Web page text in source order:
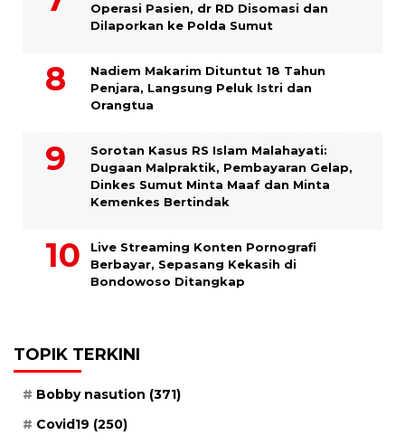
Operasi Pasien, dr RD Disomasi dan
Dilaporkan ke Polda Sumut
​Nadiem Makarim Dituntut 18 Tahun
Penjara, Langsung Peluk Istri dan
Orangtua
Sorotan Kasus RS Islam Malahayati:
Dugaan Malpraktik, Pembayaran Gelap,
Dinkes Sumut Minta Maaf dan Minta
Kemenkes Bertindak
Live Streaming Konten Pornografi
Berbayar, Sepasang Kekasih di
Bondowoso Ditangkap
TOPIK TERKINI
Bobby nasution (371)
Covid19 (250)